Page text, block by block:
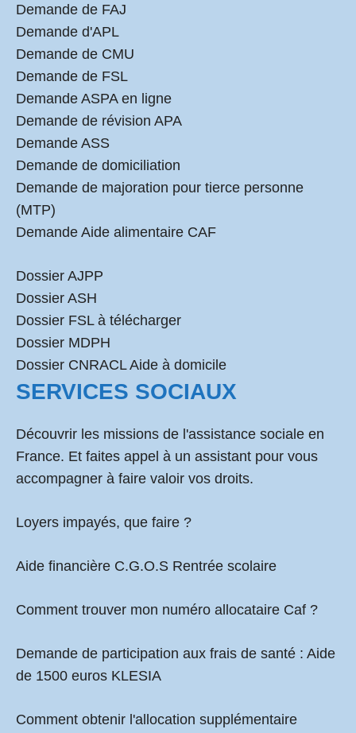
Demande de FAJ
Demande d'APL
Demande de CMU
Demande de FSL
Demande ASPA en ligne
Demande de révision APA
Demande ASS
Demande de domiciliation
Demande de majoration pour tierce personne
(MTP)
Demande Aide alimentaire CAF
Dossier AJPP
Dossier ASH
Dossier FSL à télécharger
Dossier MDPH
Dossier CNRACL Aide à domicile
SERVICES SOCIAUX
Découvrir les missions de l'assistance sociale en
France. Et faites appel à un assistant pour vous
accompagner à faire valoir vos droits.
Loyers impayés, que faire ?
Aide financière C.G.O.S Rentrée scolaire
Comment trouver mon numéro allocataire Caf ?
Demande de participation aux frais de santé : Aide
de 1500 euros KLESIA
Comment obtenir l'allocation supplémentaire